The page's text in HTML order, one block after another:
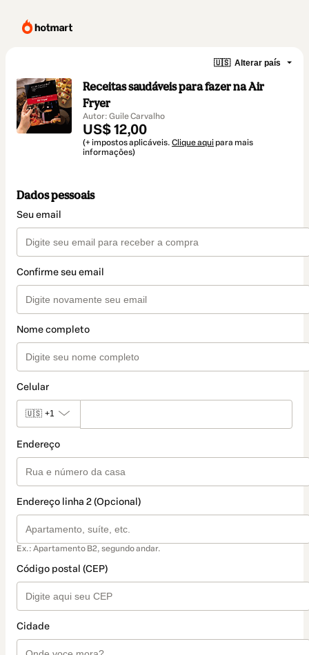
🇺🇸 Alterar país
Receitas saudáveis para fazer na Air
Fryer
Autor: Guile Carvalho
US$ 12,00
(+ impostos aplicáveis. Clique aqui para mais
informações)
Dados pessoais
Seu email
Confirme seu email
Nome completo
Celular
🇺🇸 +1
Endereço
Endereço linha 2 (Opcional)
Ex.: Apartamento B2, segundo andar.
Código postal (CEP)
Cidade